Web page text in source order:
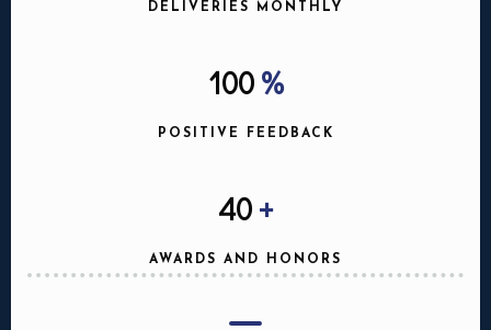
DELIVERIES MONTHLY
100 %
POSITIVE FEEDBACK
40+
AWARDS AND HONORS